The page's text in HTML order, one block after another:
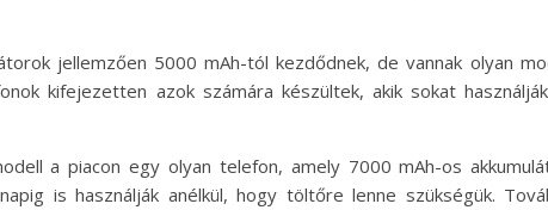
jellemzően 5000 mAh-tól kezdődnek, de vannak olyan
kifejezetten azok számára készültek, akik sokat
a piacon egy olyan telefon, amely 7000 mAh-os
is használják anélkül, hogy töltőre lenne szükségük.